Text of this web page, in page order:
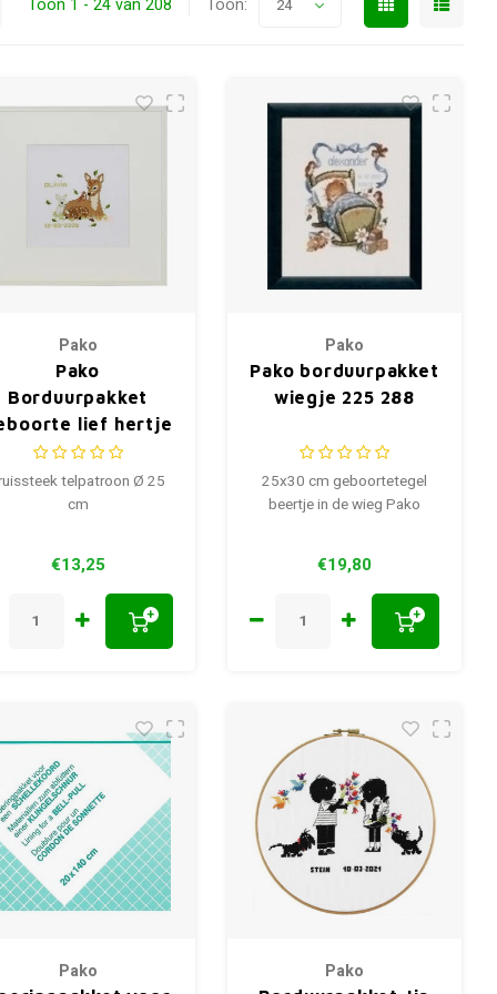
Toon 1 - 24 van 208 Toon: 24
Pako
Pako
Borduurpakket
lief hertje
telpatroon Ø 25
cm
€13,25
+
Pako
Pako borduurpakket
wiegje 225 288
25x30 cm geboortetegel
beertje in de wieg Pako
€19,80
+
Pako Pako